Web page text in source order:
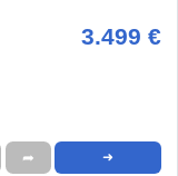
3.499 €
➦ ➜